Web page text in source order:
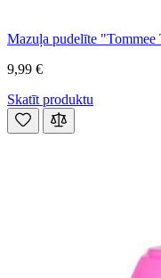
Mazuļa pudelīte
9,99 €
Skatīt produktu